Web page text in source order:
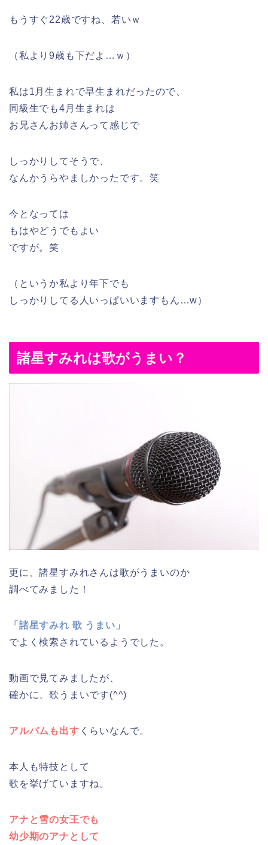
もうすぐ22歳ですね、若いｗ
（私より9歳も下だよ…ｗ）
私は1月生まれで早生まれだったので、
同級生でも4月生まれは
お兄さんお姉さんって感じで
しっかりしてそうで、
なんかうらやましかったです。笑
今となっては
もはやどうでもよい
ですが。笑
（というか私より年下でも
しっかりしてる人いっぱいいますもん…w）
諸星すみれは歌がうまい？
更に、諸星すみれさんは歌がうまいのか
調べてみました！
「諸星すみれ 歌 うまい」
でよく検索されているようでした。
動画で見てみましたが、
確かに、歌うまいです(^^)
アルバムも出す くらいなんで。
本人も特技として
歌を挙げていますね。
アナと雪の女王でも
幼少期のアナとして